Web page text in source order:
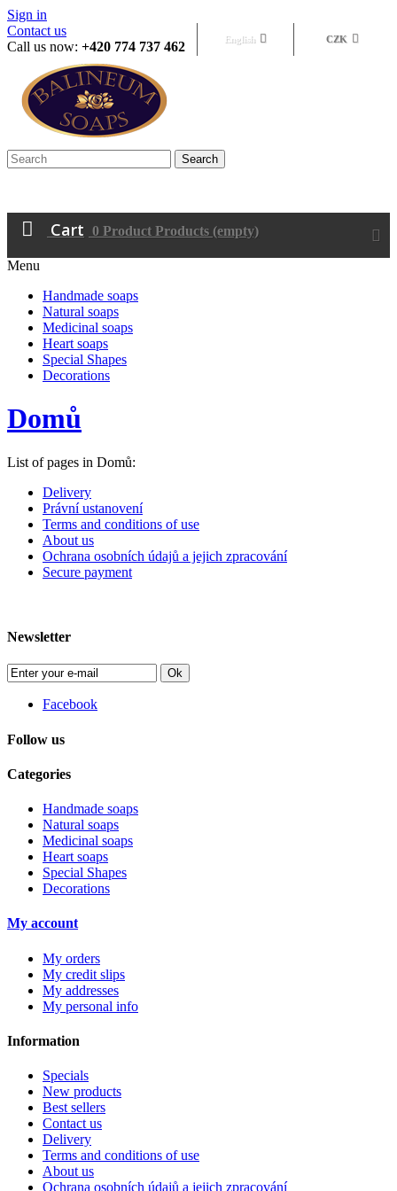
Sign in
CZK
English
Contact us
Call us now: +420 774 737 462
Search
Cart 0 Product Products (empty)
Menu
Handmade soaps
Natural soaps
Medicinal soaps
Heart soaps
Special Shapes
Decorations
Domů
List of pages in Domů:
Delivery
Právní ustanovení
Terms and conditions of use
About us
Ochrana osobních údajů a jejich zpracování
Secure payment
Newsletter
Ok
Facebook
Follow us
Categories
Handmade soaps
Natural soaps
Medicinal soaps
Heart soaps
Special Shapes
Decorations
My account
My orders
My credit slips
My addresses
My personal info
Information
Specials
New products
Best sellers
Contact us
Delivery
Terms and conditions of use
About us
Ochrana osobních údajů a jejich zpracování